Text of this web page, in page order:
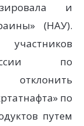
и
(НАУ).
по
по
путем